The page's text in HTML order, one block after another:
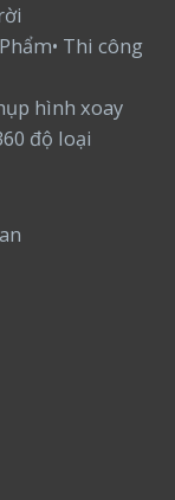
Thi công
hình xoay
độ loại